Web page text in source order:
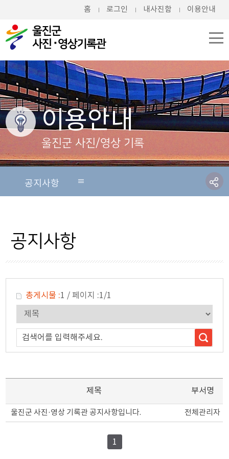
홈 로그인 내사진함 이용안내
이용안내
울진군 사진/영상 기록
공지사항
저작권 이의신청
저작권보호정책
사진사용규정
이용약관
공지사항
총게시물 :1 / 페이지 :1/1
검색어를 입력해주세요.
제목 부서명
울진군 사진·영상 기록관 공지사항입니다. 전체관리자
1